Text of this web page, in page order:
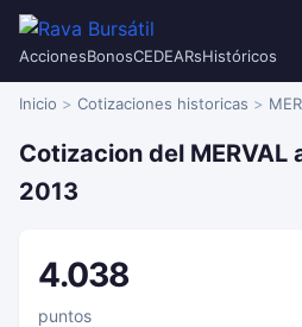
AccionesBonosCEDEARsHistóricos
Inicio Cotizaciones historicas
Cotizacion del MERVAL
2013
4.038
puntos